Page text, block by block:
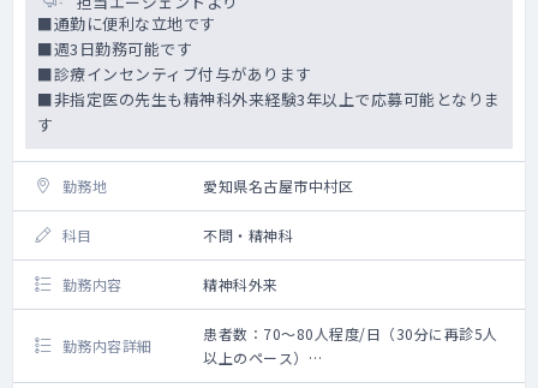
■通勤に便利な立地です
■週3日勤務可能です
■診療インセンティブ付与があります
■非指定医の先生も精神科外来経験3年以上で応募可能となりま
す
勤務地 愛知県名古屋市中村区
科目 不問・精神科
勤務内容 精神科外来
勤務内容詳細
患者数：70～80人程度/日（30分に再診5人
以上のペース）
外来診療